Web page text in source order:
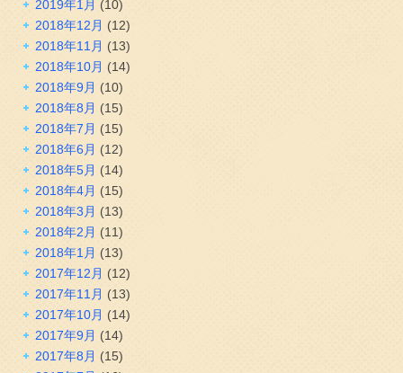
2019年1月 (10)
2018年12月 (12)
2018年11月 (13)
2018年10月 (14)
2018年9月 (10)
2018年8月 (15)
2018年7月 (15)
2018年6月 (12)
2018年5月 (14)
2018年4月 (15)
2018年3月 (13)
2018年2月 (11)
2018年1月 (13)
2017年12月 (12)
2017年11月 (13)
2017年10月 (14)
2017年9月 (14)
2017年8月 (15)